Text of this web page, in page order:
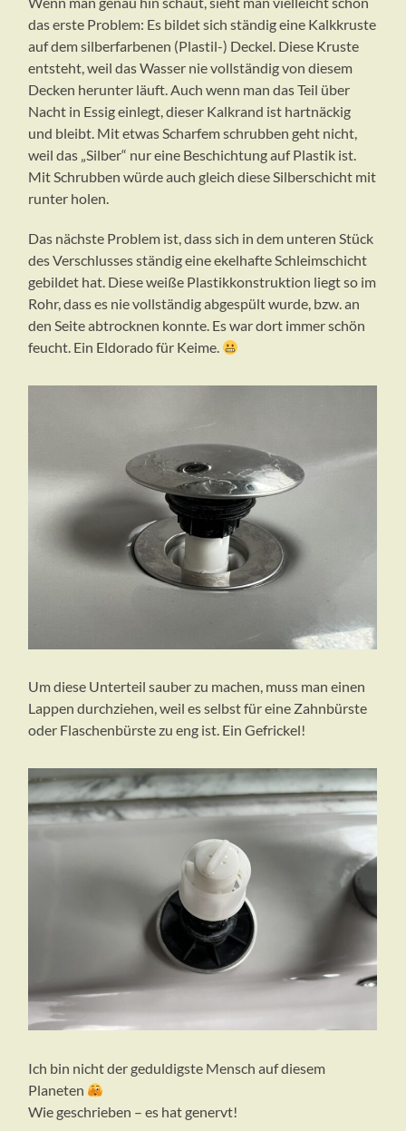
das erste Problem: Es bildet sich ständig eine Kalkkruste
auf dem silberfarbenen (Plastil-) Deckel. Diese Kruste
entsteht, weil das Wasser nie vollständig von diesem
Decken herunter läuft. Auch wenn man das Teil über
Nacht in Essig einlegt, dieser Kalkrand ist hartnäckig
und bleibt. Mit etwas Scharfem schrubben geht nicht,
weil das „Silber“ nur eine Beschichtung auf Plastik ist.
Mit Schrubben würde auch gleich diese Silberschicht mit
runter holen.
Das nächste Problem ist, dass sich in dem unteren Stück
des Verschlusses ständig eine ekelhafte Schleimschicht
gebildet hat. Diese weiße Plastikkonstruktion liegt so im
Rohr, dass es nie vollständig abgespült wurde, bzw. an
den Seite abtrocknen konnte. Es war dort immer schön
feucht. Ein Eldorado für Keime.
Um diese Unterteil sauber zu machen, muss man einen
Lappen durchziehen, weil es selbst für eine Zahnbürste
oder Flaschenbürste zu eng ist. Ein Gefrickel!
Ich bin nicht der geduldigste Mensch auf diesem
Planeten
Wie geschrieben – es hat genervt!